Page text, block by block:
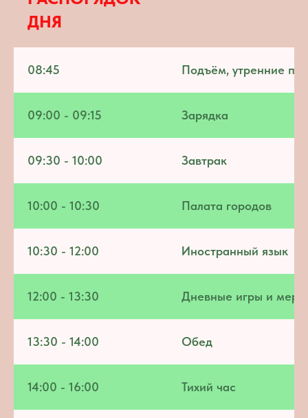
ДНЯ
08:45 Подъём, утренние
09:00 - 09:15 Зарядка
09:30 - 10:00 Завтрак
10:00 - 10:30 Палата городов
10:30 - 12:00 Иностранный язык
12:00 - 13:30 Дневные игры и
13:30 - 14:00 Обед
14:00 - 16:00 Тихий час